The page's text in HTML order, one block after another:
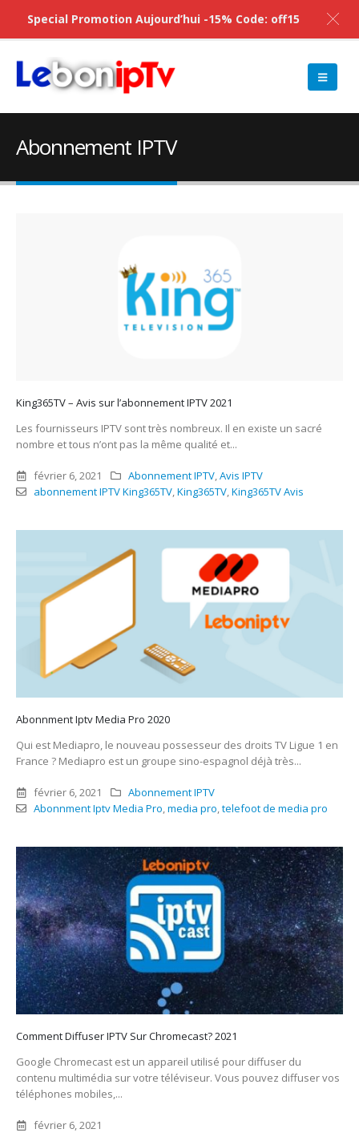
Abonnement IPTV
King365TV – Avis sur l’abonnement IPTV 2021
Les fournisseurs IPTV sont très nombreux. Il en existe un sacré
nombre et tous n’ont pas la même qualité et...
février 6, 2021 Abonnement IPTV,Avis IPTV
abonnement IPTV King365TV,King365TV,King365TV Avis
Abonnment Iptv Media Pro 2020
Qui est Mediapro, le nouveau possesseur des droits TV Ligue 1 en
France ? Mediapro est un groupe sino-espagnol déjà très...
février 6, 2021
Abonnement IPTV
Abonnment Iptv Media Pro,media pro,telefoot de media pro
Comment Diffuser IPTV Sur Chromecast? 2021
Google Chromecast est un appareil utilisé pour diffuser du
contenu multimédia sur votre téléviseur. Vous pouvez diffuser vos
téléphones mobiles,...
février 6, 2021
Special Promotion Aujourd’hui -15% Code: off15